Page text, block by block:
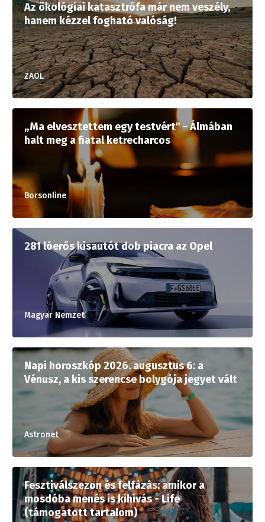
Az ökológiai katasztrófa már nem veszély,
hanem kézzel fogható valóság!
ZAOL
„Ma elvesztettem egy testvért" - Álmában
halt meg a fiatal ketrecharcos
Borsonline
281 lóerős kisautót dob piacra az Opel
Magyar Nemzet
Napi horoszkóp 2026. augusztus 6: a
Vénusz, a kis szerencse bolygója jegyet vált
Astronet
Fesztiválszezon és felfázás: amikor a
mosdóba menés is kihívás - Life
(támogatott tartalom)